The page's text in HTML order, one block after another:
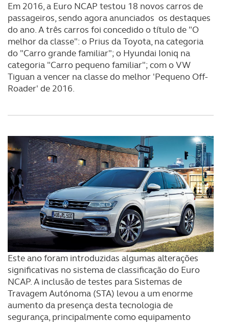
Em 2016, a Euro NCAP testou 18 novos carros de
passageiros, sendo agora anunciados os destaques
do ano. A três carros foi concedido o título de "O
melhor da classe": o Prius da Toyota, na categoria
do "Carro grande familiar"; o Hyundai Ioniq na
categoria "Carro pequeno familiar"; com o VW
Tiguan a vencer na classe do melhor 'Pequeno Off-
Roader' de 2016.
Este ano foram introduzidas algumas alterações
significativas no sistema de classificação do Euro
NCAP. A inclusão de testes para Sistemas de
Travagem Autónoma (STA) levou a um enorme
aumento da presença desta tecnologia de
segurança, principalmente como equipamento